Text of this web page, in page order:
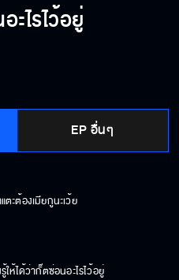
ะไรไว้อยู่
EP อื่นๆ
โกรธ คุณวาไม่มาตามหา กั๊ต ที่นี่หรอก
ตะต้องเมียกูนะเว้ย
ให้ได้ว่ากั๊ตซ่อนอะไรไว้อยู่